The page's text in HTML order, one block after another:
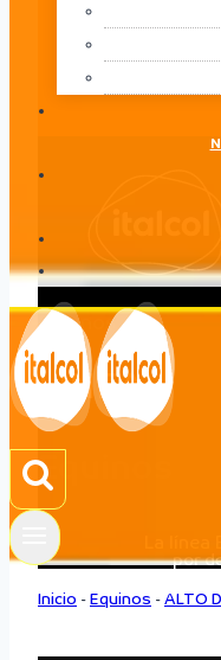
Equinos
LÍNEA
Equinos
por
Inicio - Equinos - ALTO